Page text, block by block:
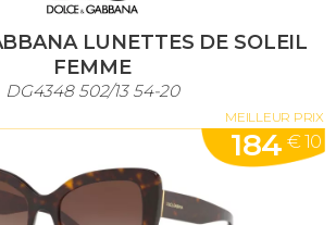
LUNETTES DE SOLEIL
FEMME
DG4348 502/13 54-20
MEILLEUR PRIX
184 € 10